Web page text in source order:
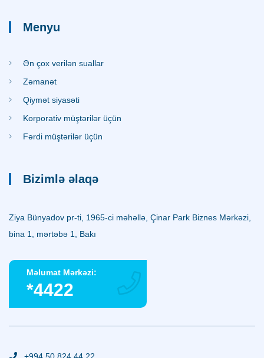
Menyu
Ən çox verilən suallar
Zəmanət
Qiymət siyasəti
Korporativ müştərilər üçün
Fərdi müştərilər üçün
Bizimlə əlaqə
Ziya Bünyadov pr-ti, 1965-ci məhəllə, Çinar Park Biznes Mərkəzi,
bina 1, mərtəbə 1, Bakı
Məlumat Mərkəzi:
*4422